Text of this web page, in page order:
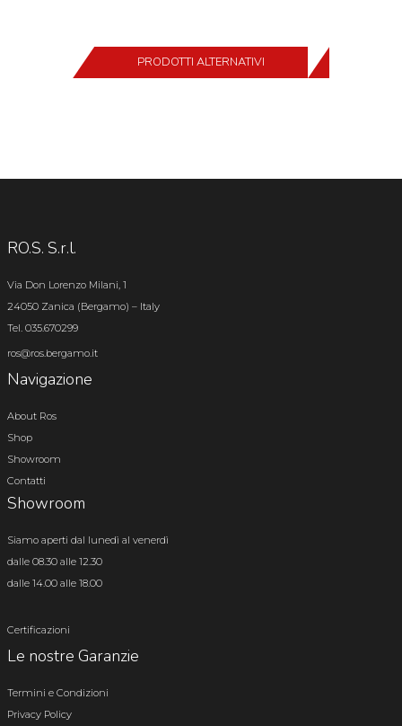
PRODOTTI ALTERNATIVI
RO.S. S.r.l.
Via Don Lorenzo Milani, 1
24050 Zanica (Bergamo) – Italy
Tel. 035.670299
ros@ros.bergamo.it
Navigazione
About Ros
Shop
Showroom
Contatti
Showroom
Siamo aperti dal lunedì al venerdì
dalle 08.30 alle 12.30
dalle 14.00 alle 18.00
Certificazioni
Le nostre Garanzie
Termini e Condizioni
Privacy Policy